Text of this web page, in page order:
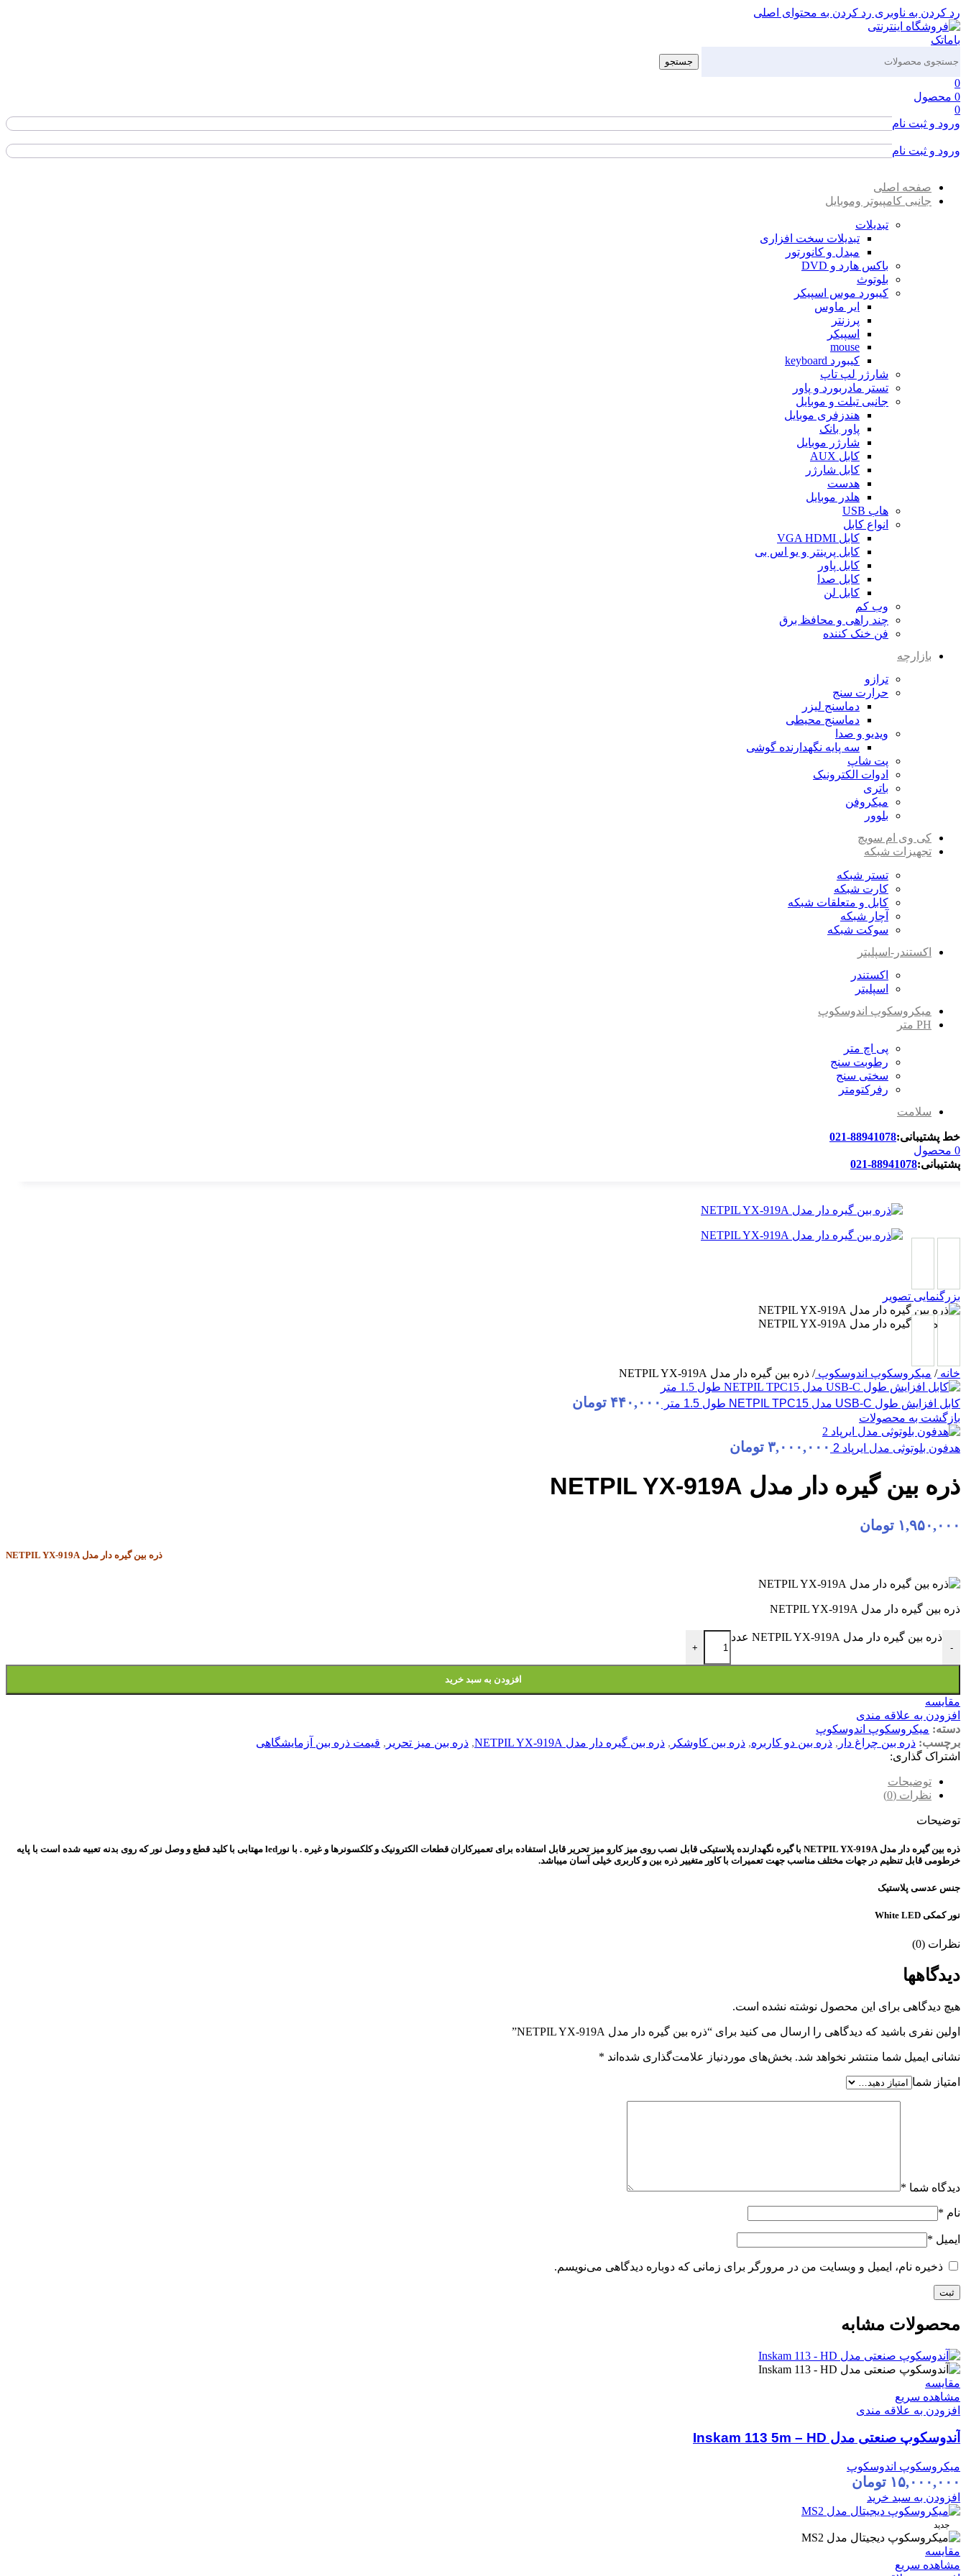
رد کردن به ناوبری رد کردن به محتوای اصلی
جستجو
0
0 محصول
0
ورود و ثبت نام
ورود / ثبت نام
ورود و ثبت نام
ورود / ثبت نام
صفحه اصلی
جانبی کامپیوتر وموبایل
تبدیلات
تبدیلات سخت افزاری
مبدل و کانورتور
باکس هارد و DVD
بلوتوث
کیبورد موس اسپیکر
ایر ماوس
پرزنتر
اسپیکر
mouse
کیبورد keyboard
شارژر لپ تاپ
تستر مادربورد و پاور
جانبی تبلت و موبایل
هندزفری موبایل
پاور بانک
شارژر موبایل
کابل AUX
کابل شارژر
هدست
هلدر موبایل
هاب USB
انواع کابل
کابل VGA HDMI
کابل پرینتر و یو اس بی
کابل پاور
کابل صدا
کابل لن
وب کم
چند راهی و محافظ برق
فن خنک کننده
بازارچه
ترازو
حرارت سنج
دماسنج لیزر
دماسنج محیطی
ویدیو و صدا
سه پایه نگهدارنده گوشی
پت شاپ
ادوات الکترونیک
باتری
میکروفن
بلوور
کی وی ام سویچ
تجهیزات شبکه
تستر شبکه
کارت شبکه
کابل و متعلقات شبکه
آچار شبکه
سوکت شبکه
اکستندر-اسپلیتر
اکستندر
اسپلیتر
میکروسکوپ اندوسکوپ
PH متر
پی اچ متر
رطوبت سنج
سختی سنج
رفرکتومتر
سلامت
خط پشتیبانی:88941078-021
0 محصول
پشتیبانی:88941078-021
بزرگنمایی تصویر
خانه/ میکروسکوپ اندوسکوپ/ ذره بین گیره دار مدل NETPIL YX-919A
کابل افزایش طول USB-C مدل NETPIL TPC15 طول 1.5 متر ۴۴۰,۰۰۰ تومان
بازگشت به محصولات
هدفون بلوتوثی مدل ایرپاد 2 ۳,۰۰۰,۰۰۰ تومان
ذره بین گیره دار مدل NETPIL YX-919A
۱,۹۵۰,۰۰۰ تومان
ذره بین گیره دار مدل NETPIL YX-919A
ذره بین گیره دار مدل NETPIL YX-919A
-
ذره بین گیره دار مدل NETPIL YX-919A عدد
+
افزودن به سبد خرید
مقایسه
افزودن به علاقه مندی
دسته: میکروسکوپ اندوسکوپ
برچسب: ذره بین چراغ دار , ذره بین دو کاربره, ذره بین کاوشکر , ذره بین گیره دار مدل NETPIL YX-919A , ذره بین میز تحریر , قیمت ذره بین آزمایشگاهی
اشتراک گذاری:
توضیحات
نظرات (0)
توضیحات
ذره بین گیره دار مدل NETPIL YX-919A با گیره نگهدارنده پلاستیکی قابل نصب روی میز کارو میز تحریر قابل استفاده برای تعمیرکاران قطعات الکترونیک و کلکسونرها و غیره . با نورled مهتابی با کلید قطع و وصل نور که روی بدنه تعبیه شده است با پایه
خرطومی قابل تنظیم در جهات مختلف مناسب جهت تعمیرات با کاور متغییر ذره بین و کاربری خیلی آسان میباشد.
جنس عدسی پلاستیک
نور کمکی White LED
نظرات (0)
دیدگاهها
هیچ دیدگاهی برای این محصول نوشته نشده است.
اولین نفری باشید که دیدگاهی را ارسال می کنید برای “ذره بین گیره دار مدل NETPIL YX-919A”
نشانی ایمیل شما منتشر نخواهد شد. بخش‌های موردنیاز علامت‌گذاری شده‌اند *
امتیاز شما
دیدگاه شما *
نام *
ایمیل *
ذخیره نام، ایمیل و وبسایت من در مرورگر برای زمانی که دوباره دیدگاهی می‌نویسم.
محصولات مشابه
مقایسه
مشاهده سریع
افزودن به علاقه مندی
آندوسکوپ صنعتی مدل Inskam 113 5m – HD
میکروسکوپ اندوسکوپ
۱۵,۰۰۰,۰۰۰ تومان
افزودن به سبد خرید
جدید
مقایسه
مشاهده سریع